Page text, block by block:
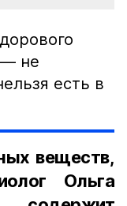
— не
есть в
веществ,
Ольга